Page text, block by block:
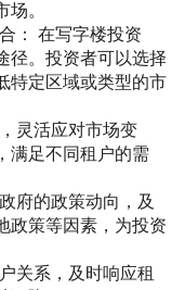
。
： 在写字楼投资
径。投资者可以选择
特定区域或类型的市
灵活应对市场变
满足不同租户的需
府的政策动向，及
政策等因素，为投资
关系，及时响应租